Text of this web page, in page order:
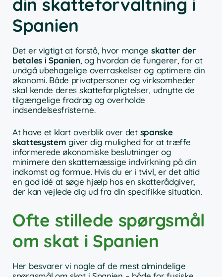
din skatteforvaltning i
Spanien
Det er vigtigt at forstå, hvor mange skatter der
betales i Spanien, og hvordan de fungerer, for at
undgå ubehagelige overraskelser og optimere din
økonomi. Både privatpersoner og virksomheder
skal kende deres skatteforpligtelser, udnytte de
tilgængelige fradrag og overholde
indsendelsesfristerne.
At have et klart overblik over det spanske
skattesystem giver dig mulighed for at træffe
informerede økonomiske beslutninger og
minimere den skattemæssige indvirkning på din
indkomst og formue. Hvis du er i tvivl, er det altid
en god idé at søge hjælp hos en skatterådgiver,
der kan vejlede dig ud fra din specifikke situation.
Ofte stillede spørgsmål
om skat i Spanien
Her besvarer vi nogle af de mest almindelige